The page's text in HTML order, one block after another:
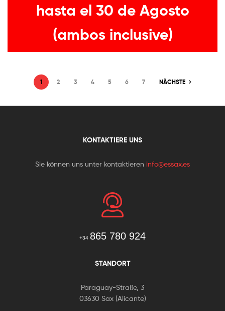
hasta el 30 de Agosto
(ambos inclusive)
1 2 3 4 5 6 7 NÄCHSTE
KONTAKTIERE UNS
Sie können uns unter kontaktieren info@essax.es
+34 865 780 924
STANDORT
Paraguay-Straße, 3
03630 Sax (Alicante)